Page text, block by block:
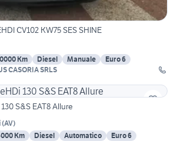
CV102 KW75 SES SHINE
Km Diesel Manuale
Euro 6
AUTOPLUS CASORIA SRLS
S&S EAT8 Allure
(AV)
Km Diesel Automatico
Euro 6